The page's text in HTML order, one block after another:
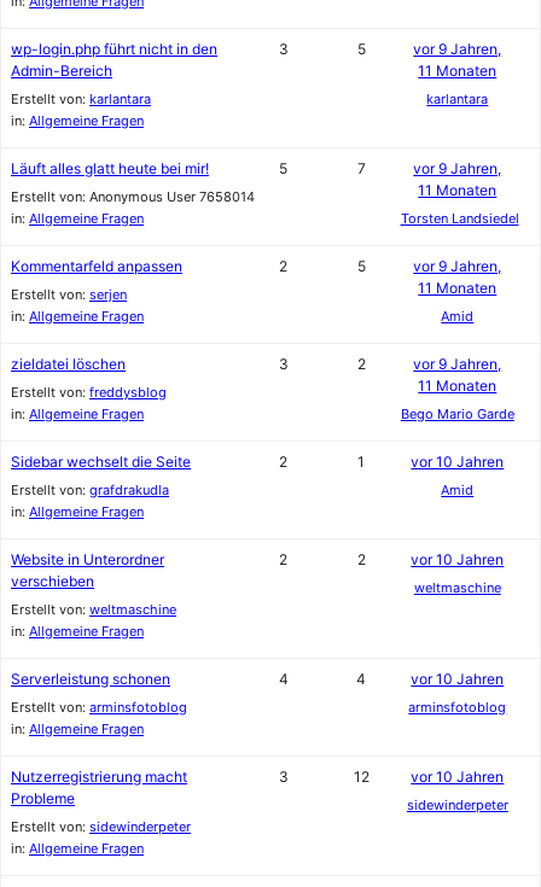
wp-login.php führt nicht in den
Admin-Bereich
Erstellt von: karlantara
in: Allgemeine Fragen
3 5
vor 9 Jahren,
11 Monaten
karlantara
Läuft alles glatt heute bei mir!
Erstellt von: Anonymous User 7658014
in: Allgemeine Fragen
5 7
vor 9 Jahren,
11 Monaten
Torsten Landsiedel
Kommentarfeld anpassen
Erstellt von: serjen
in: Allgemeine Fragen
2 5
vor 9 Jahren,
11 Monaten
Amid
zieldatei löschen
Erstellt von: freddysblog
in: Allgemeine Fragen
3 2
vor 9 Jahren,
11 Monaten
Bego Mario Garde
Sidebar wechselt die Seite
Erstellt von: grafdrakudla
in: Allgemeine Fragen
2 1 vor 10 Jahren
Amid
Website in Unterordner
verschieben
Erstellt von: weltmaschine
in: Allgemeine Fragen
2 2 vor 10 Jahren
weltmaschine
Serverleistung schonen
Erstellt von: arminsfotoblog
in: Allgemeine Fragen
4 4 vor 10 Jahren
arminsfotoblog
Nutzerregistrierung macht
Probleme
Erstellt von: sidewinderpeter
in: Allgemeine Fragen
3 12 vor 10 Jahren
sidewinderpeter